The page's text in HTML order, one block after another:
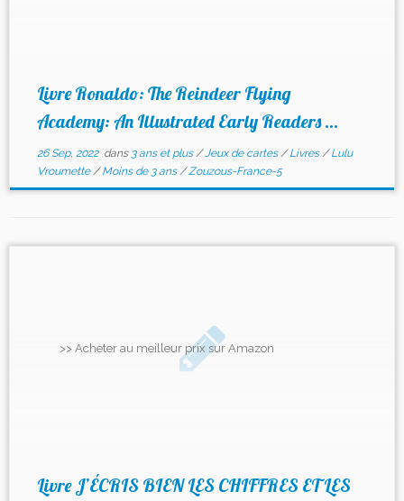
Livre Ronaldo: The Reindeer Flying
Academy: An Illustrated Early Readers ...
26 Sep, 2022dans 3 ans et plus/Jeux de cartes/Livres/Lulu
Vroumette/Moins de 3 ans/Zouzous-France-5
>> Acheter au meilleur prix sur Amazon
Livre J’ÉCRIS BIEN LES CHIFFRES ET LES